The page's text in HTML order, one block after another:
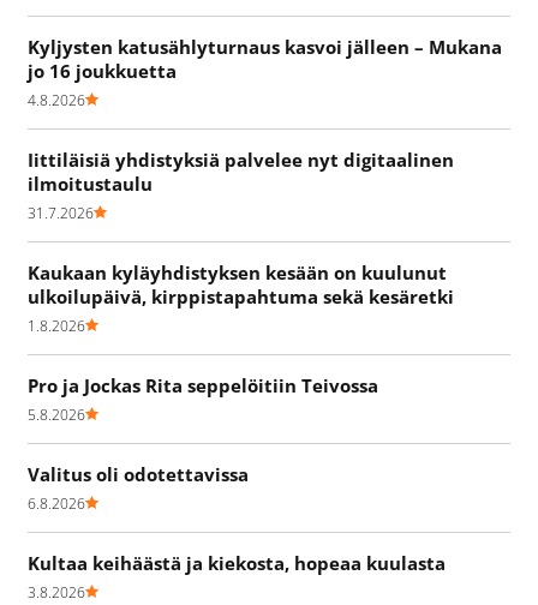
Kyljysten katusählyturnaus kasvoi jälleen – Mukana
jo 16 joukkuetta
4.8.2026
Iittiläisiä yhdistyksiä palvelee nyt digitaalinen
ilmoitustaulu
31.7.2026
Kaukaan kyläyhdistyksen kesään on kuulunut
ulkoilupäivä, kirppistapahtuma sekä kesäretki
1.8.2026
Pro ja Jockas Rita seppelöitiin Teivossa
5.8.2026
Valitus oli odotettavissa
6.8.2026
Kultaa keihäästä ja kiekosta, hopeaa kuulasta
3.8.2026